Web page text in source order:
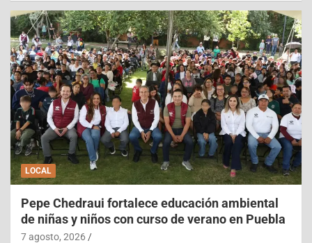
LOCAL
Pepe Chedraui fortalece educación ambiental
de niñas y niños con curso de verano en Puebla
7 agosto, 2026